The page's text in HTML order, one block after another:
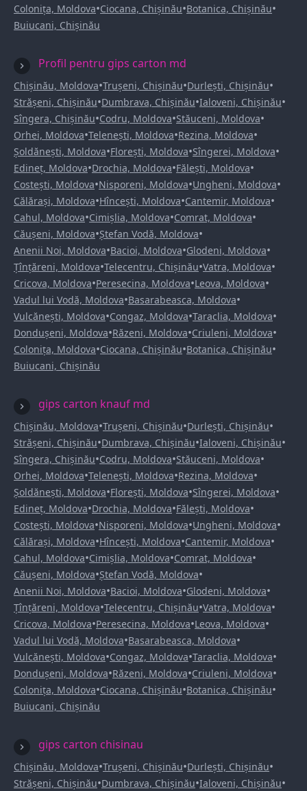
Colonița, Moldova•Ciocana, Chișinău•Botanica, Chișinău•
Buiucani, Chișinău
Profil pentru gips carton md
Chișinău, Moldova•Trușeni, Chișinău•Durlești, Chișinău•
Strășeni, Chișinău•Dumbrava, Chișinău•Ialoveni, Chișinău•
Sîngera, Chișinău•Codru, Moldova•Stăuceni, Moldova•
Orhei, Moldova•Telenești, Moldova•Rezina, Moldova•
Șoldănești, Moldova•Florești, Moldova•Sîngerei, Moldova•
Edineț, Moldova•Drochia, Moldova•Fălești, Moldova•
Costești, Moldova•Nisporeni, Moldova•Ungheni, Moldova•
Călărași, Moldova•Hîncești, Moldova•Cantemir, Moldova•
Cahul, Moldova•Cimișlia, Moldova•Comrat, Moldova•
Căușeni, Moldova•Ștefan Vodă, Moldova•
Anenii Noi, Moldova•Bacioi, Moldova•Glodeni, Moldova•
Țînțăreni, Moldova•Telecentru, Chișinău•Vatra, Moldova•
Cricova, Moldova•Peresecina, Moldova•Leova, Moldova•
Vadul lui Vodă, Moldova•Basarabeasca, Moldova•
Vulcănești, Moldova•Congaz, Moldova•Taraclia, Moldova•
Dondușeni, Moldova•Răzeni, Moldova•Criuleni, Moldova•
Colonița, Moldova•Ciocana, Chișinău•Botanica, Chișinău•
Buiucani, Chișinău
gips carton knauf md
Chișinău, Moldova•Trușeni, Chișinău•Durlești, Chișinău•
Strășeni, Chișinău•Dumbrava, Chișinău•Ialoveni, Chișinău•
Sîngera, Chișinău•Codru, Moldova•Stăuceni, Moldova•
Orhei, Moldova•Telenești, Moldova•Rezina, Moldova•
Șoldănești, Moldova•Florești, Moldova•Sîngerei, Moldova•
Edineț, Moldova•Drochia, Moldova•Fălești, Moldova•
Costești, Moldova•Nisporeni, Moldova•Ungheni, Moldova•
Călărași, Moldova•Hîncești, Moldova•Cantemir, Moldova•
Cahul, Moldova•Cimișlia, Moldova•Comrat, Moldova•
Căușeni, Moldova•Ștefan Vodă, Moldova•
Anenii Noi, Moldova•Bacioi, Moldova•Glodeni, Moldova•
Țînțăreni, Moldova•Telecentru, Chișinău•Vatra, Moldova•
Cricova, Moldova•Peresecina, Moldova•Leova, Moldova•
Vadul lui Vodă, Moldova•Basarabeasca, Moldova•
Vulcănești, Moldova•Congaz, Moldova•Taraclia, Moldova•
Dondușeni, Moldova•Răzeni, Moldova•Criuleni, Moldova•
Colonița, Moldova•Ciocana, Chișinău•Botanica, Chișinău•
Buiucani, Chișinău
gips carton chisinau
Chișinău, Moldova•Trușeni, Chișinău•Durlești, Chișinău•
Strășeni, Chișinău•Dumbrava, Chișinău•Ialoveni, Chișinău•